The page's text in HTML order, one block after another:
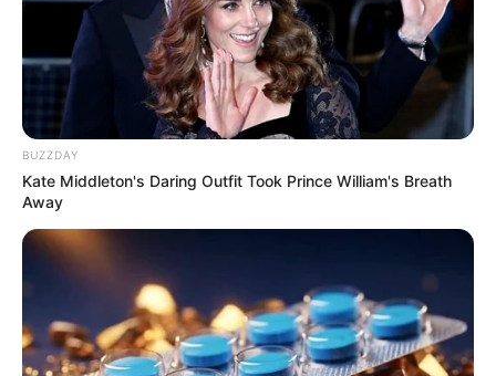
BUZZDAY
Kate Middleton's Daring Outfit Took Prince William's Breath
Away